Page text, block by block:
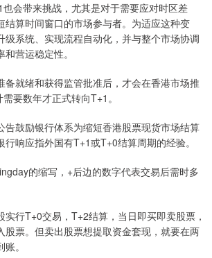
会带来挑战，尤其是对于需要应对时区差
结算时间窗口的市场参与者。为适应这种变
级系统、实现流程自动化，并与整个市场协调
营运稳定性。
备就绪和获得监管批准后，才会在香港市场推
要数年才正式转向T+1。
告鼓励银行体系为缩短香港股票现货市场结算
响应指外国有T+1或T+0结算周期的经验。
的缩写，+后边的数字代表交易后需时多
实行T+0交易，T+2结算，当日即买即卖股票，
股票。但卖出股票想提取资金套现，就要在两
。